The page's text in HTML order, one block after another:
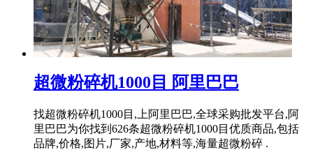
超微粉碎机1000目 阿里巴巴
找超微粉碎机1000目,上阿里巴巴,全球采购批发平台,阿
里巴巴为你找到626条超微粉碎机1000目优质商品,包括
品牌,价格,图片,厂家,产地,材料等,海量超微粉碎 .